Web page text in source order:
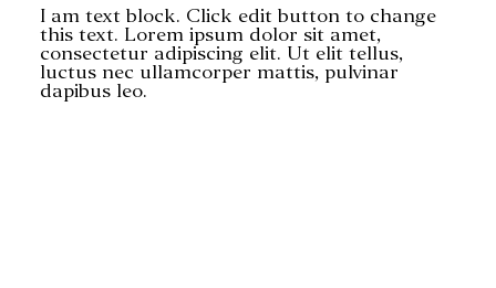
I am text block. Click edit button to change
this text. Lorem ipsum dolor sit amet,
consectetur adipiscing elit. Ut elit tellus,
luctus nec ullamcorper mattis, pulvinar
dapibus leo.